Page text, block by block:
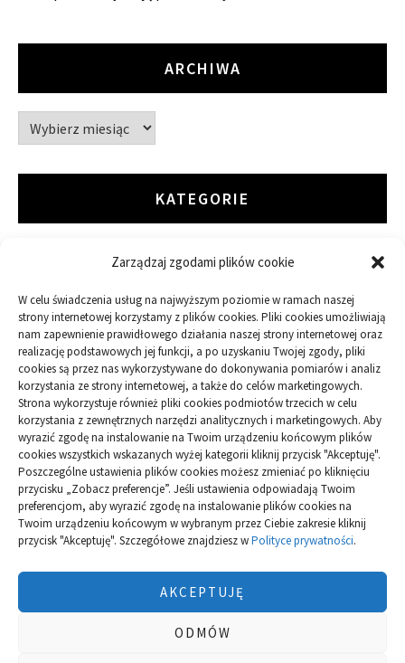
Zarządzaj zgodami plików cookie
W celu świadczenia usług na najwyższym poziomie w ramach naszej
strony internetowej korzystamy z plików cookies. Pliki cookies umożliwiają
nam zapewnienie prawidłowego działania naszej strony internetowej oraz
realizację podstawowych jej funkcji, a po uzyskaniu Twojej zgody, pliki
cookies są przez nas wykorzystywane do dokonywania pomiarów i analiz
korzystania ze strony internetowej, a także do celów marketingowych.
Strona wykorzystuje również pliki cookies podmiotów trzecich w celu
korzystania z zewnętrznych narzędzi analitycznych i marketingowych. Aby
wyrazić zgodę na instalowanie na Twoim urządzeniu końcowym plików
cookies wszystkich wskazanych wyżej kategorii kliknij przycisk "Akceptuję".
Poszczególne ustawienia plików cookies możesz zmieniać po kliknięciu
przycisku „Zobacz preferencje”. Jeśli ustawienia odpowiadają Twoim
preferencjom, aby wyrazić zgodę na instalowanie plików cookies na
Twoim urządzeniu końcowym w wybranym przez Ciebie zakresie kliknij
przycisk "Akceptuję". Szczegółowe znajdziesz wPolityce prywatności.
AKCEPTUJĘ
ODMÓW
ARCHIWA
Archiwa
KATEGORIE
ARTYKUŁ SPONSOROWANY
Budowa
Dom
Ogród
Przemysł
Polityka plików cookies (EU)|Polityka prywatności